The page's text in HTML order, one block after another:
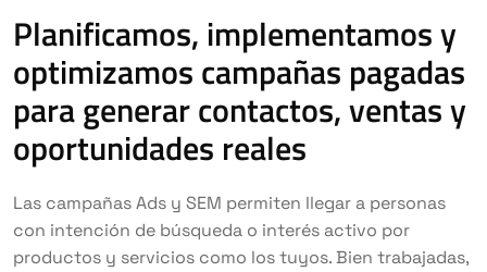
Planificamos, implementamos y
optimizamos campañas pagadas
para generar contactos, ventas y
oportunidades reales
Las campañas Ads y SEM permiten llegar a personas
con intención de búsqueda o interés activo por
productos y servicios como los tuyos. Bien trabajadas,